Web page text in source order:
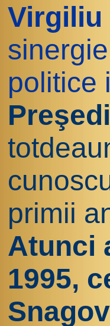
Virgiliu
politice
primii
Atunci
1995,